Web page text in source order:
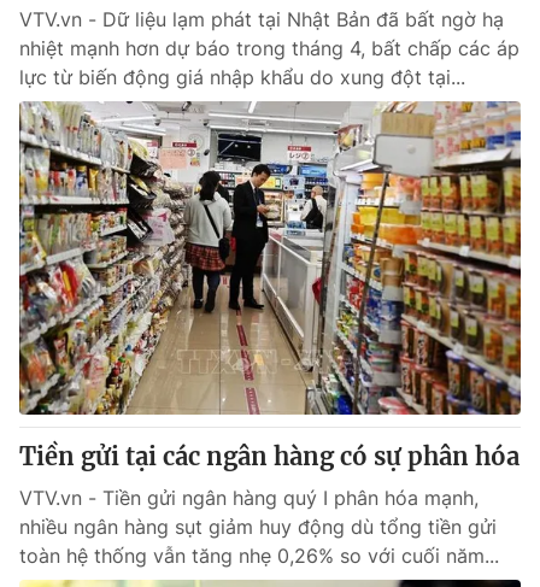
VTV.vn - Dữ liệu lạm phát tại Nhật Bản đã bất ngờ hạ
nhiệt mạnh hơn dự báo trong tháng 4, bất chấp các áp
lực từ biến động giá nhập khẩu do xung đột tại...
Tiền gửi tại các ngân hàng có sự phân hóa
VTV.vn - Tiền gửi ngân hàng quý I phân hóa mạnh,
nhiều ngân hàng sụt giảm huy động dù tổng tiền gửi
toàn hệ thống vẫn tăng nhẹ 0,26% so với cuối năm...